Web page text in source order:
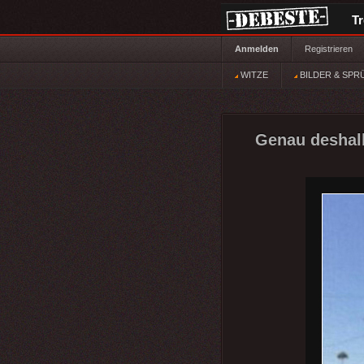
Anmelden Registrieren
WITZE BILDER &
Genau